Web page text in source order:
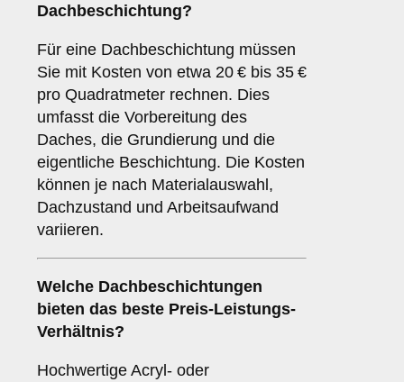
Dachbeschichtung?
Für eine Dachbeschichtung müssen
Sie mit Kosten von etwa 20 € bis 35 €
pro Quadratmeter rechnen. Dies
umfasst die Vorbereitung des
Daches, die Grundierung und die
eigentliche Beschichtung. Die Kosten
können je nach Materialauswahl,
Dachzustand und Arbeitsaufwand
variieren.
Welche Dachbeschichtungen
bieten das beste Preis-Leistungs-
Verhältnis?
Hochwertige Acryl- oder